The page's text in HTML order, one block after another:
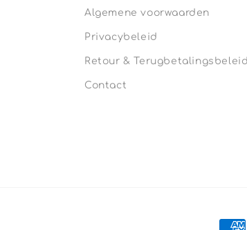
Algemene voorwaarden
Privacybeleid
Retour & Terugbetalingsbeleid
Contact